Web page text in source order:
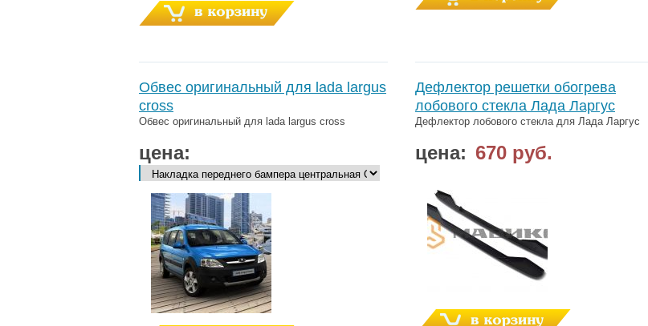
Обвес оригинальный для lada largus
cross
Обвес оригинальный для lada largus cross
цена:
Дефлектор решетки обогрева
лобового стекла Лада Ларгус
Дефлектор лобового стекла для Лада Ларгус
цена: 670 руб.